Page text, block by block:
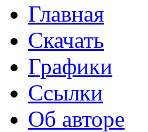
Главная
Скачать
Графики
Ссылки
Об авторе